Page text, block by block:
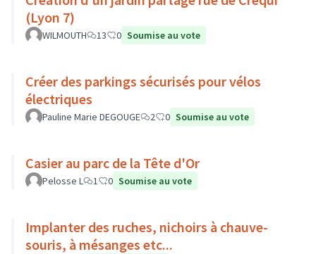
(Lyon 7)
WILMOUTH 13 0 Soumise au vote
Créer des parkings sécurisés pour vélos
électriques
Pauline Marie DEGOUGE 2 0 Soumise au vote
Casier au parc de la Tête d'Or
Pelosse L 1 0 Soumise au vote
Implanter des ruches, nichoirs à chauve-
souris, à mésanges etc...